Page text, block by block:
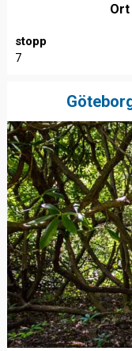
Ort
stopp
7